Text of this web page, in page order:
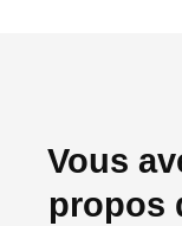
Vous
propos